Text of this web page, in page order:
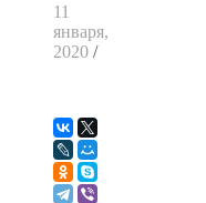
11
января,
2020 /